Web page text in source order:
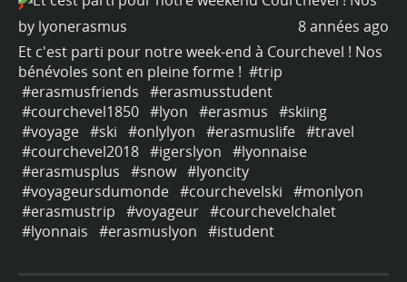
8 années ago
by lyonerasmus
Et c'est parti pour notre week-end à Courchevel ! Nos
bénévoles sont en pleine forme ! #trip
#erasmusfriends #erasmusstudent
#courchevel1850 #lyon #erasmus #skiing
#voyage #ski #onlylyon #erasmuslife #travel
#courchevel2018 #igerslyon #lyonnaise
#erasmusplus #snow #lyoncity
#voyageursdumonde #courchevelski #monlyon
#erasmustrip #voyageur #courchevelchalet
#lyonnais #erasmuslyon #istudent